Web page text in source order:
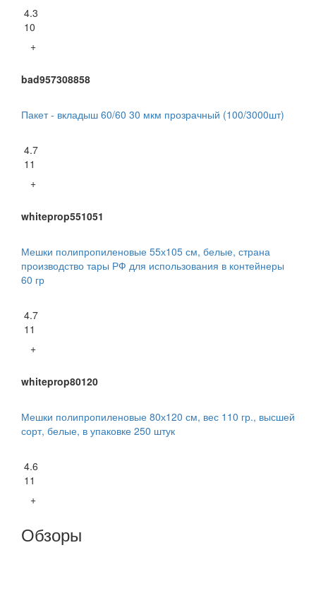
4.3
10
+
bad957308858
Пакет - вкладыш 60/60 30 мкм прозрачный (100/3000шт)
4.7
11
+
whiteprop551051
Мешки полипропиленовые 55х105 см, белые, страна
производство тары РФ для использования в контейнеры
60 гр
4.7
11
+
whiteprop80120
Мешки полипропиленовые 80х120 см, вес 110 гр., высшей
сорт, белые, в упаковке 250 штук
4.6
11
+
Обзоры